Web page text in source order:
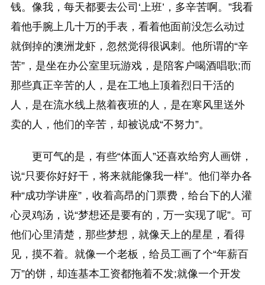
钱。像我，每天都要去公司‘上班’，多辛苦啊。”我看
着他手腕上几十万的手表，看着他面前没怎么动过
就倒掉的澳洲龙虾，忽然觉得很讽刺。他所谓的“辛
苦”，是坐在办公室里玩游戏，是陪客户喝酒唱歌;而
那些真正辛苦的人，是在工地上顶着烈日干活的
人，是在流水线上熬着夜班的人，是在寒风里送外
卖的人，他们的辛苦，却被说成“不努力”。
更可气的是，有些“体面人”还喜欢给穷人画饼，
说“只要你好好干，将来就能像我一样”。他们举办各
种“成功学讲座”，收着高昂的门票费，给台下的人灌
心灵鸡汤，说“梦想还是要有的，万一实现了呢”。可
他们心里清楚，那些梦想，就像天上的星星，看得
见，摸不着。就像一个老板，给员工画了个“年薪百
万”的饼，却连基本工资都拖着不发;就像一个开发